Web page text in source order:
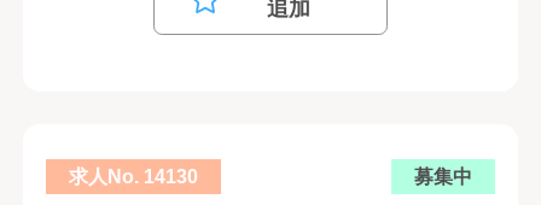
追加
求人No. 14130 募集中